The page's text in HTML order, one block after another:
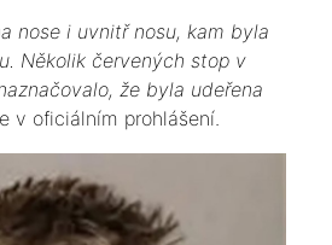
nose i uvnitř nosu, kam byla
Několik červených stop v
že byla udeřena
v oficiálním prohlášení.